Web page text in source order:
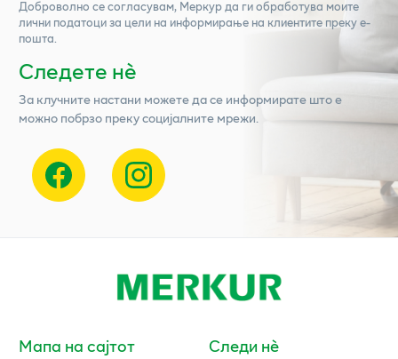
Доброволно се согласувам, Меркурда ги обработува моите
лични податоци за цели на информирање на клиентите преку е-
пошта.
Следете нѐ
За клучните настани можете да се информирате што е
можно побрзо преку социјалните мрежи.
Мапа на сајтот Следи нè